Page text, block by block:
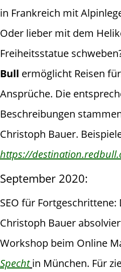
in Frankreich mit
Oder lieber mit dem
Freiheitsstatue
Bull ermöglicht Reisen
Ansprüche. Die
Beschreibungen
Christoph Bauer.
https://
September 2020:
SEO für
Christoph Bauer
Workshop beim Online
Specht in München. Für